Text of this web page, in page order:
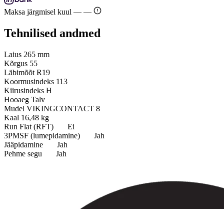
Maksa järgmisel kuul — —
Tehnilised andmed
Laius 265 mm
Kõrgus 55
Läbimõõt R19
Koormusindeks 113
Kiirusindeks H
Hooaeg Talv
Mudel VIKINGCONTACT 8
Kaal 16,48 kg
Run Flat (RFT)
Ei
3PMSF (lumepidamine)
Jah
Jääpidamine
Jah
Pehme segu
Jah